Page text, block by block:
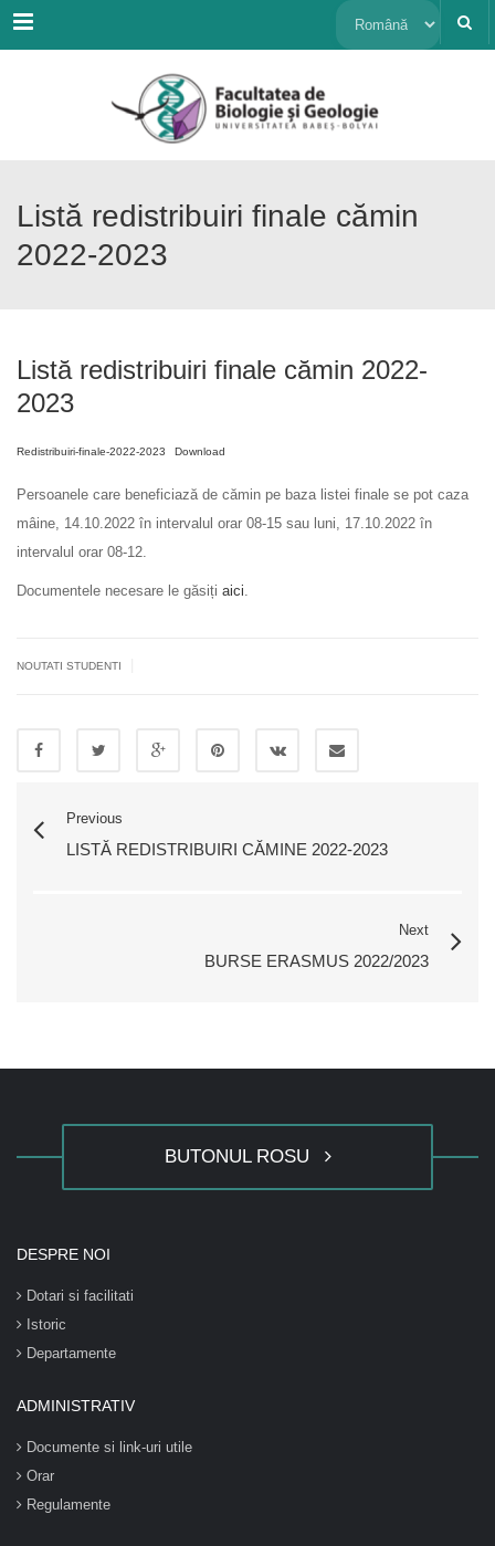
Menu Alege
limbă
Listă redistribuiri finale cămin
2022-2023
Listă redistribuiri finale cămin 2022-
2023
Redistribuiri-finale-2022-2023 Download
Persoanele care beneficiază de cămin pe baza listei finale se pot caza
mâine, 14.10.2022 în intervalul orar 08-15 sau luni, 17.10.2022 în
intervalul orar 08-12.
Documentele necesare le găsiți aici
NOUTATI STUDENTI
Previous
LISTĂ REDISTRIBUIRI CĂMINE 2022-2023
Next
BURSE ERASMUS 2022/2023
BUTONUL ROSU
DESPRE NOI
Dotari si facilitati
Istoric
Departamente
ADMINISTRATIV
Documente si link-uri utile
Orar
Regulamente